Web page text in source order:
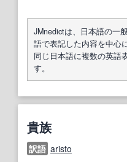
JMnedictは、日本語の一
語で表記した内容を中心
同じ日本語に複数の英語
す。
貴族
訳語 aristo